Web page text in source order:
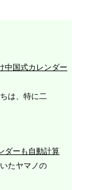
中国式カレンダー
は、特に二
ダーも自動計算
たヤマノの